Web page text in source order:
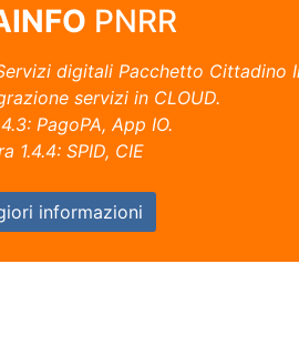
PNRR
Servizi digitali Pacchetto
servizi in CLOUD.
PagoPA, App IO.
1.4.4: SPID, CIE
informazioni